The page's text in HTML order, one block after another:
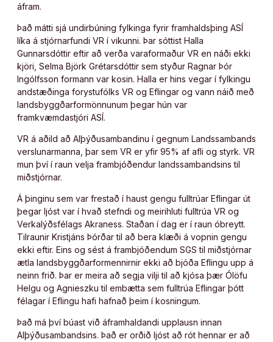
áfram.
Það mátti sjá undirbúning fylkinga fyrir framhaldsþing ASÍ
líka á stjórnarfundi VR í vikunni. Þar sóttist Halla
Gunnarsdóttir eftir að verða varaformaður VR en náði ekki
kjöri, Selma Björk Grétarsdóttir sem styður Ragnar Þór
Ingólfsson formann var kosin. Halla er hins vegar í fylkingu
andstæðinga forystufólks VR og Eflingar og vann náið með
landsbyggðarformönnunum þegar hún var
framkvæmdastjóri ASÍ.
VR á aðild að Alþýðusambandinu í gegnum Landssambands
verslunarmanna, þar sem VR er yfir 95% af afli og styrk. VR
mun því í raun velja frambjóðendur landssambandsins til
miðstjórnar.
Á þinginu sem var frestað í haust gengu fulltrúar Eflingar út
þegar ljóst var í hvað stefndi og meirihluti fulltrúa VR og
Verkalýðsfélags Akraness. Staðan í dag er í raun óbreytt.
Tilraunir Kristjáns Þórðar til að bera klæði á vopnin gengu
ekki eftir. Eins og sést á frambjóðendum SGS til miðstjórnar
ætla landsbyggðarformennirnir ekki að bjóða Eflingu upp á
neinn frið. Þar er meira að segja vilji til að kjósa þær Ólöfu
Helgu og Agnieszku til embætta sem fulltrúa Eflingar þótt
félagar í Eflingu hafi hafnað þeim í kosningum.
Það má því búast við áframhaldandi upplausn innan
Alþýðusambandsins. Það er orðið ljóst að rót hennar er að